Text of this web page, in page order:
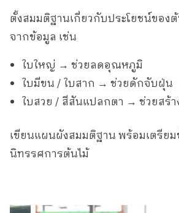
ตั้งสมมติฐานเกี่ยวกับประโยชน์ของต้
จากข้อมูล เช่น
ใบใหญ่ → ช่วยลดอุณหภูมิ
ใบมีขน / ใบสาก → ช่วยดักจับฝุ่น
ใบสวย / สีสันแปลกตา → ช่วยสร้
เขียนแผนผังสมมติฐาน พร้อมเตรีย
นิทรรศการต้นไม้